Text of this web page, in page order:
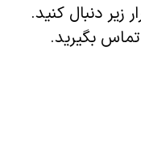
زیر دنبال کنید.
بگیرید.